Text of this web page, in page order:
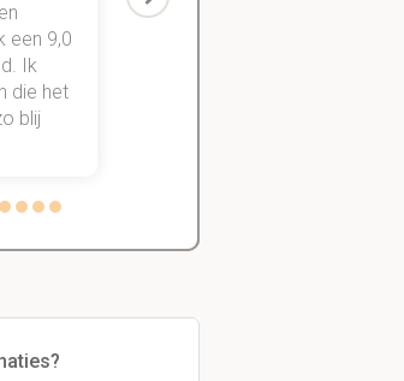
een 9,0
Ik
die het
blij
aantekeningen digitaal maak in